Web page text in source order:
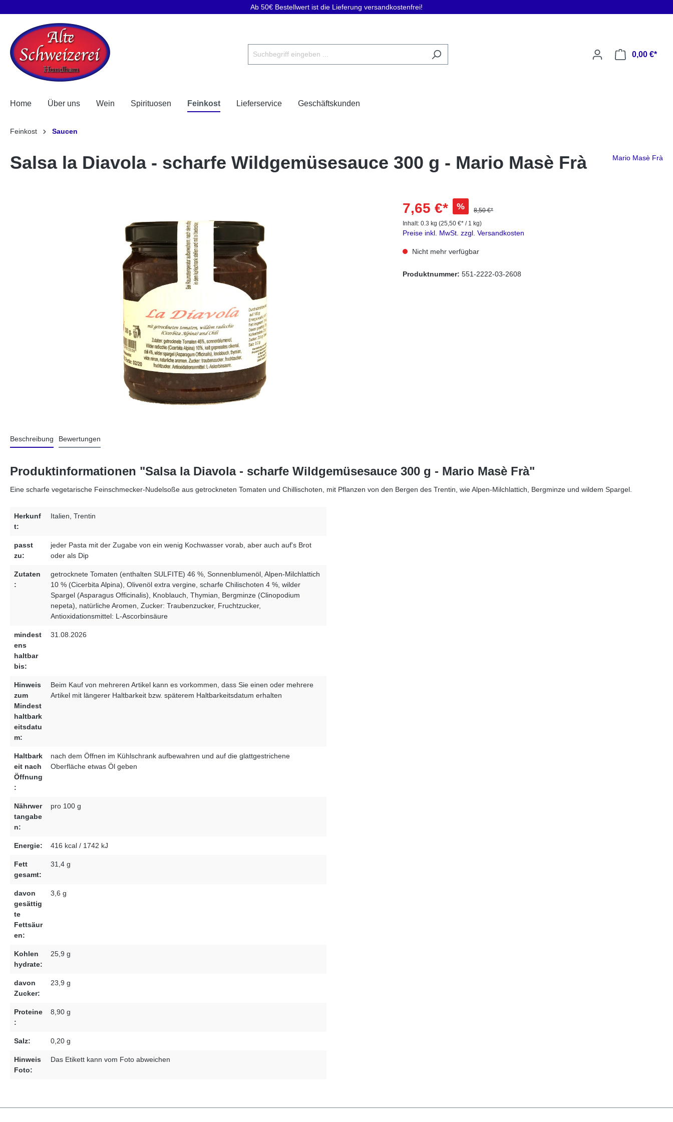
Ab 50€ Bestellwert ist die Lieferung versandkostenfrei!
0,00 €*
Home Über uns Wein Spirituosen Feinkost Lieferservice Geschäftskunden
Feinkost Saucen
Salsa la Diavola - scharfe Wildgemüsesauce 300 g - Mario Masè Frà Mario Masè Frà
7,65 €* %
8,50 €*
Inhalt: 0.3 kg (25,50 €* / 1 kg)
Preise inkl. MwSt. zzgl. Versandkosten
Nicht mehr verfügbar
Produktnummer: 551-2222-03-2608
Beschreibung Bewertungen
Produktinformationen "Salsa la Diavola - scharfe Wildgemüsesauce 300 g - Mario Masè Frà"
Eine scharfe vegetarische Feinschmecker-Nudelsoße aus getrockneten Tomaten und Chillischoten, mit Pflanzen von den Bergen des Trentin, wie Alpen-Milchlattich, Bergminze und wildem Spargel.
Herkunf
t:
Italien, Trentin
passt
zu:
jeder Pasta mit der Zugabe von ein wenig Kochwasser vorab, aber auch auf's Brot
oder als Dip
Zutaten
:
getrocknete Tomaten (enthalten SULFITE) 46 %, Sonnenblumenöl, Alpen-Milchlattich
10 % (Cicerbita Alpina), Olivenöl extra vergine, scharfe Chilischoten 4 % , wilder
Spargel (Asparagus Officinalis), Knoblauch, Thymian, Bergminze (Clinopodium
nepeta), natürliche Aromen, Zucker: Traubenzucker, Fruchtzucker,
Antioxidationsmittel: L-Ascorbinsäure
mindest
ens
haltbar
bis:
31.08.2026
Hinweis
zum
Mindest
haltbark
eitsdatu
m:
Beim Kauf von mehreren Artikel kann es vorkommen, dass Sie einen oder mehrere
Artikel mit längerer Haltbarkeit bzw. späterem Haltbarkeitsdatum erhalten
Haltbark
eit nach
Öffnung
:
nach dem Öffnen im Kühlschrank aufbewahren und auf die glattgestrichene
Oberfläche etwas Öl geben
Nährwer
tangabe
n:
pro 100 g
Energie: 416 kcal / 1742 kJ
Fett
gesamt:
31,4 g
davon
gesättig
te
Fettsäur
en:
3,6 g
Kohlen
hydrate:
25,9 g
davon
Zucker:
23,9 g
Proteine
:
8,90 g
Salz: 0,20 g
Hinweis
Foto:
Das Etikett kann vom Foto abweichen